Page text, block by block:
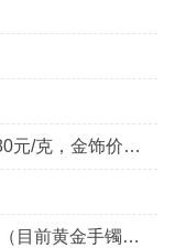
金价再迎上涨！3月5日黄金价格突破680元/克，金饰价格每克上涨4元
黄金手镯想卖掉现在回收价多少钱一克（目前黄金手镯回收价格是多少）